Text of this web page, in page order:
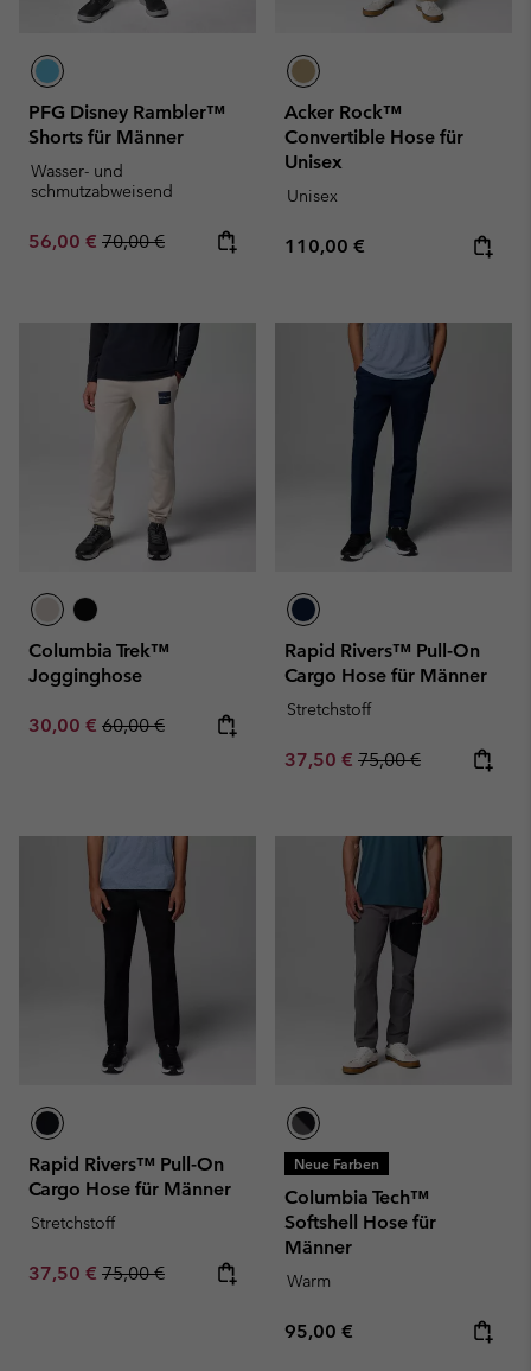
PFG Disney Rambler™
Shorts für Männer
Wasser- und
schmutzabweisend
Sale price:
56,00 € Regular price:
70,00 €
Acker Rock™
Convertible Hose für
Unisex
Unisex
Regular price:
110,00 €
Columbia Trek™
Jogginghose
Sale price:
30,00 € Regular price:
60,00 €
Rapid Rivers™ Pull-On
Cargo Hose für Männer
Stretchstoff
Sale price:
37,50 € Regular price:
75,00 €
Rapid Rivers™ Pull-On
Cargo Hose für Männer
Stretchstoff
Sale price:
37,50 € Regular price:
75,00 €
Neue Farben
Columbia Tech™
Softshell Hose für
Männer
Warm
Regular price:
95,00 €